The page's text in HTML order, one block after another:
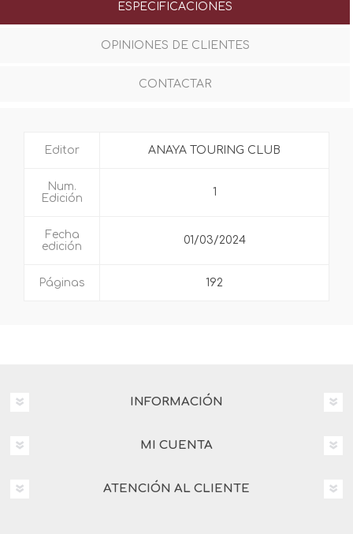
ESPECIFICACIONES
OPINIONES DE CLIENTES
CONTACTAR
Editor ANAYA TOURING CLUB
Num.
Edición
1
Fecha
edición
01/03/2024
Páginas 192
INFORMACIÓN
MI CUENTA
ATENCIÓN AL CLIENTE